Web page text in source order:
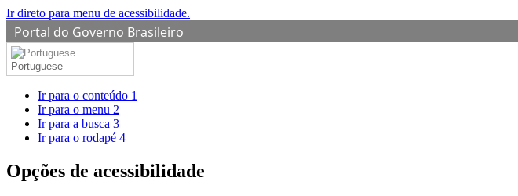
Ir direto para menu de acessibilidade.
Portal do Governo Brasileiro
Portuguese
Ir para o conteúdo 1
Ir para o menu 2
Ir para a busca 3
Ir para o rodapé 4
Opções de acessibilidade